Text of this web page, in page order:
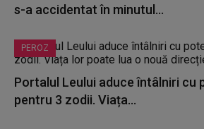
s-a accidentat în minutul...
PEROZ
Portalul Leului aduce întâlniri cu
pentru 3 zodii. Viața...